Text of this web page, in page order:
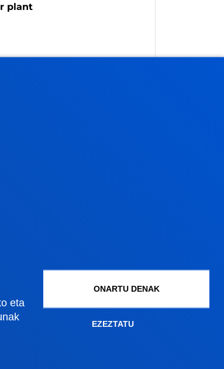
eta
ONARTU DENAK
EZEZTATU
plant